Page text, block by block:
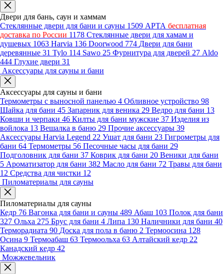
Двери для бань, саун и хаммам
Стеклянные двери для бани и сауны 1509 АРТА бесплатная
доставка по России 1178 Стеклянные двери для хамам и
душевых 1063 Harvia 136 Doorwood 774 Двери для бани
деревянные 31 Tylo 114 Sawo 25 Фурнитура для дверей 27 Aldo
444 Глухие двери 31
Аксессуары для сауны и бани
Аксессуары для сауны и бани
Термометры с выносной панелью 4 Обливное устройство 98
Шайка для бани 45 Запарник для веника 29 Ведро для бани 13
Ковши и черпаки 46 Килты для бани мужские 37 Изделия из
войлока 13 Вешалка в баню 29 Прочие аксессуары 39
Аксессуары Harvia Legend 22 Ушат для бани 23 Гигрометры для
бани 64 Термометры 56 Песочные часы для бани 29
Подголовник для бани 37 Коврик для бани 20 Веники для бани
5 Ароматизатор для бани 382 Масло для бани 72 Травы для бани
12 Средства для чистки 12
Пиломатериалы для сауны
Пиломатериалы для сауны
Кедр 76 Вагонка для бани и сауны 489 Абаш 103 Полок для бани
327 Ольха 275 Брус для бани 4 Липа 130 Наличники для бани 40
Терморадиата 90 Доска для пола в баню 2 Термоосина 128
Осина 9 Термоабаш 63 Термоольха 63 Алтайский кедр 22
Канадский кедр 42
Можжевельник